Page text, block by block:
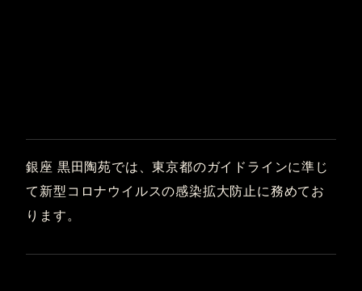
銀座 黒田陶苑では、東京都のガイドラインに準じ
て新型コロナウイルスの感染拡大防止に務めてお
ります。